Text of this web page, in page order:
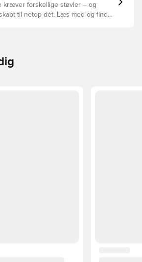
kræver forskellige støvler – og
til netop dét. Læs med og find